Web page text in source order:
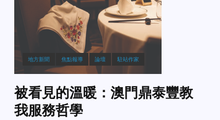
地方新聞 焦點報導 論壇 駐站作家
被看見的溫暖：澳門鼎泰豐教
我服務哲學